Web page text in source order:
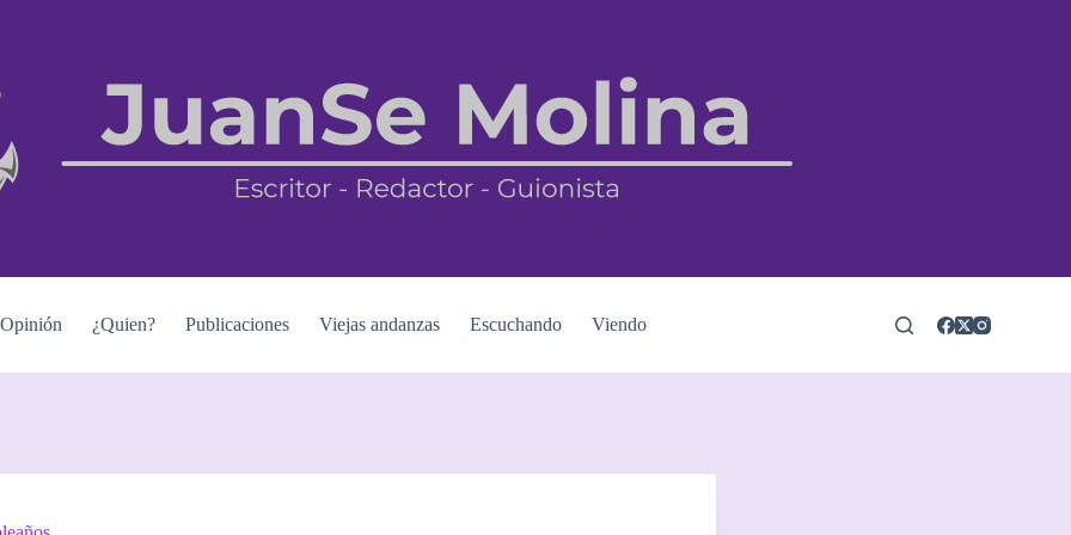
Opinión ¿Quien? Publicaciones Viejas andanzas Escuchando Viendo